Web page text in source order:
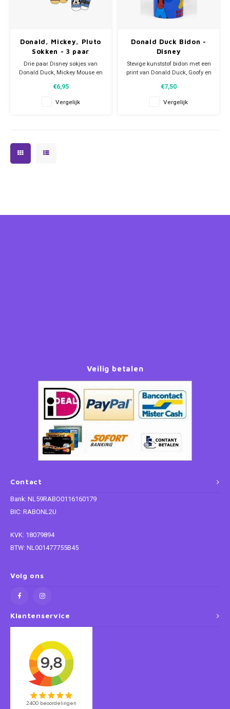
Donald, Mickey, Pluto
Sokken - 3 paar
Drie paar Disney sokjes van
Donald Duck, Mickey Mouse en
Materiaal: 62% katoen, 23%
polyester, 13% polyamide, 2%
elastan.
Er wordt altijd van ieder
personage 1 paar gestuurd.
€6,95
Vergelijk
Donald Duck Bidon -
Disney
Stevige kunststof bidon met een
print van Donald Duck, Goofy en
Deze Disney drinkfles heeft een
inhoud 500 ml.
€7,50
Vergelijk
Contact
Bank: NL59RABO0116160179
BIC: RABONL2U
KVK: 18079894
BTW: NL001477755B45
Volg ons
Veilig betalen
Klantenservice